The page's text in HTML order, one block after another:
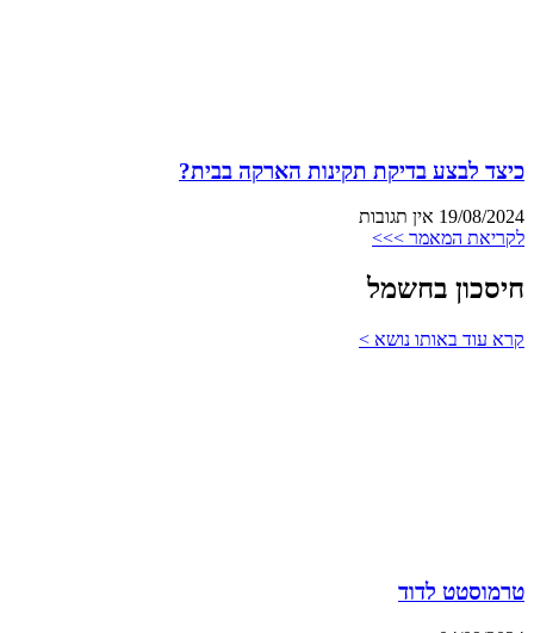
כיצד לבצע בדיקת תקינות הארקה בבית?
19/08/2024 אין תגובות
לקריאת המאמר >>>
חיסכון בחשמל
קרא עוד באותו נושא >
טרמוסטט לדוד